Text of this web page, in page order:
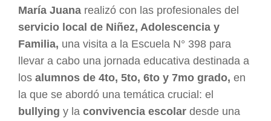
María Juana realizó con las profesionales del
servicio local de Niñez, Adolescencia y
Familia, una visita a la Escuela N° 398 para
llevar a cabo una jornada educativa destinada a
los alumnos de 4to, 5to, 6to y 7mo grado, en
la que se abordó una temática crucial: el
bullying y la convivencia escolar desde una